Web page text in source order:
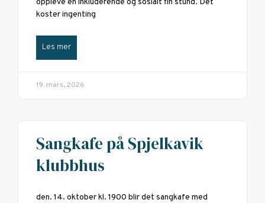
oppleve en inkluderende og sosialt fin stund. Det
koster ingenting
Les mer
19. mars, 2026
Sangkafe på Spjelkavik
klubbhus
den. 14. oktober kl. 1900 blir det sangkafe med